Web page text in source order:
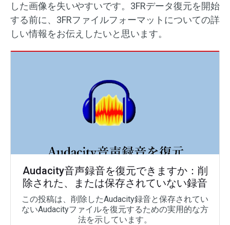
した画像を失いやすいです。3FRデータ復元を開始
する前に、3FRファイルフォーマットについての詳
しい情報をお伝えしたいと思います。
Audacity音声録音を復元できますか：削
除された、または保存されていない録音
この投稿は、削除したAudacity録音と保存されてい
ないAudacityファイルを復元するための実用的な方
法を示しています。